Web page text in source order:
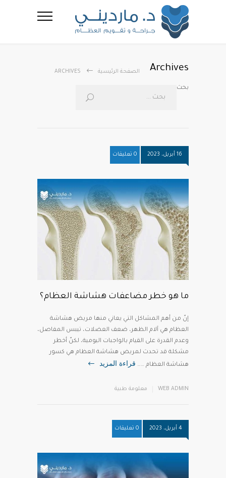
Archives الصفحة الرئيسية ARCHIVES
بحث
16 أبريل، 2023 0 تعليقات
ما هو خطر مضاعفات هشاشة العظام؟
إنّ من أهم المشاكل التي يعاني منها مريض هشاشة
العظام هي آلام الظهر، ضعف العضلات، تيبس المفاصل،
وعدم القدرة على القيام بالواجبات اليومية، لكنّ أخطر
مشكلة قد تحدث لمريض هشاشة العظام هي كسور
هشاشة العظام …… قراءة المزيد
WEB ADMIN معلومة طبية
4 أبريل، 2023 0 تعليقات